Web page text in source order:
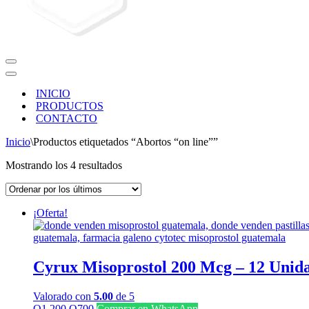
Menú
de
Menú
navegación
INICIO
PRODUCTOS
CONTACTO
Inicio\Productos etiquetados “Abortos “on line””
Mostrando los 4 resultadosOrdenado
los
¡Oferta!
Cyrux Misoprostol 200 Mcg – 12
Valorado con 5.00 de 5